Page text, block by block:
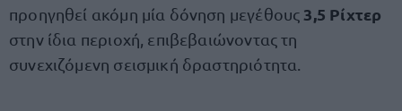
προηγηθεί ακόμη μία δόνηση μεγέθους 3,5 Ρίχτερ
στην ίδια περιοχή, επιβεβαιώνοντας τη
συνεχιζόμενη σεισμική δραστηριότητα.